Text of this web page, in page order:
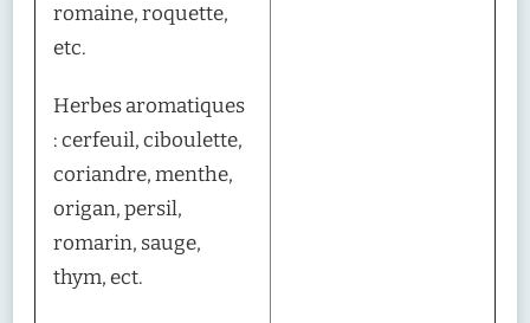
romaine, roquette,
etc.
Herbes aromatiques
: cerfeuil, ciboulette,
coriandre, menthe,
origan, persil,
romarin, sauge,
thym, ect.